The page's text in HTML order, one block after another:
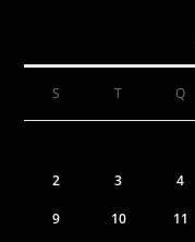
S T Q
2 3 4
9 10 11